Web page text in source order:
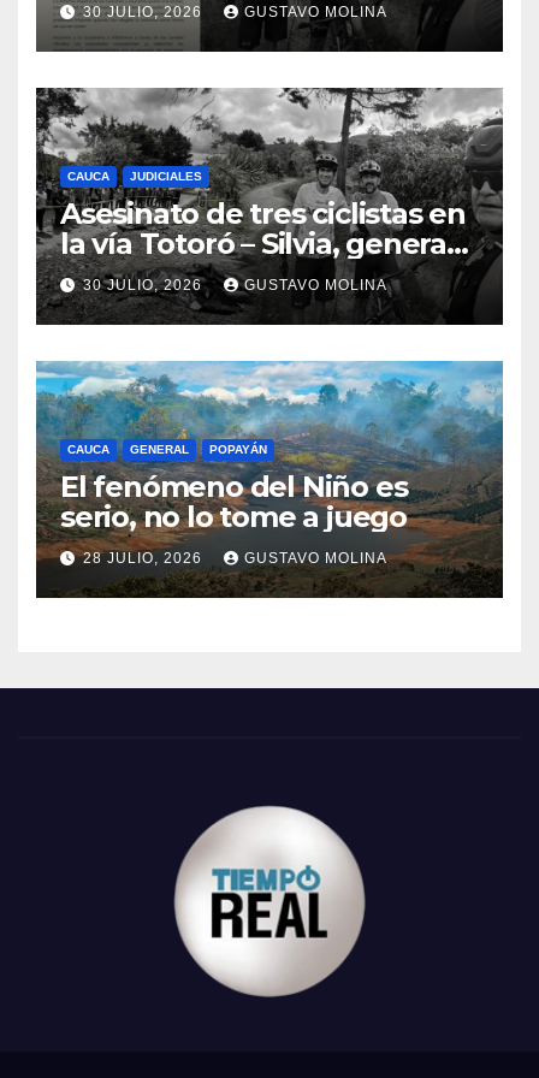
urgentes al Gobierno
Nacional
30 JULIO, 2026 GUSTAVO MOLINA
CAUCA JUDICIALES
Asesinato de tres ciclistas en
la vía Totoró – Silvia, genera
consternación en el Cauca
30 JULIO, 2026 GUSTAVO MOLINA
CAUCA GENERAL POPAYÁN
El fenómeno del Niño es
serio, no lo tome a juego
28 JULIO, 2026 GUSTAVO MOLINA